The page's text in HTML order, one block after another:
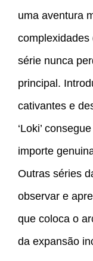
uma aventura
complexidades
série nunca
principal.
cativantes e
‘Loki’
importe
Outras séries
observar e
que coloca o
da expansão